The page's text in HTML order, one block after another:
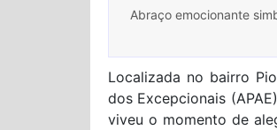
Abraço emocionante
Localizada no bairro
dos Excepcionais
viveu o momento de